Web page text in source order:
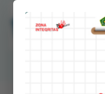
Madrasah